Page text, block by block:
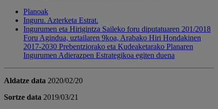
Planoak
Inguru. Azterketa Estrat.
Ingurumen eta Hirigintza Saileko foru diputatuaren 201/2018
Foru Agindua, uztailaren 9koa, Arabako Hiri Hondakinen
2017-2030 Prebentziorako eta Kudeaketarako Planaren
Ingurumen Adierazpen Estrategikoa egiten duena
Aldatze data 2020/02/20
Sortze data 2019/03/21